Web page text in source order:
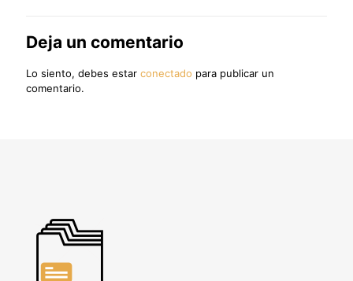
Deja un comentario
Lo siento, debes estar conectado para publicar un
comentario.